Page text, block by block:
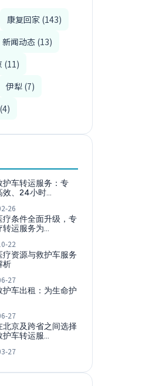
康复回家 (143)
新闻动态 (13)
(11)
伊犁 (7)
护车转运服务：专
效、24小时…
26
疗条件全面升级，专
转运服务为…
22
疗资源与救护车服务
析
27
护车出租：为生命护
27
北京及跨省之间选择
护车转运服…
27